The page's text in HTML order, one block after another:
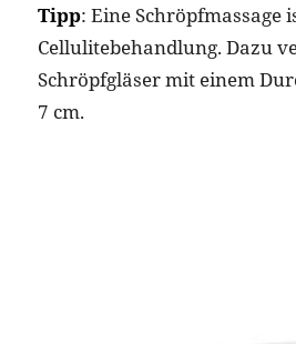
Tipp: Eine Schröpfmassage
Cellulitebehandlung. Dazu
Schröpfgläser mit einem
7 cm.